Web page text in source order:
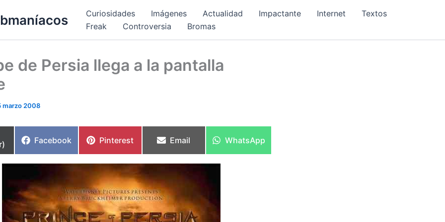
Curiosidades Imágenes Actualidad Impactante Internet
Textos
Freak
Controversia Bromas
de Persia llega a la pantalla
marzo 2008
Compartir
Facebook
Compartir
Pinterest
Compartir
Email
Compartir
WhatsApp